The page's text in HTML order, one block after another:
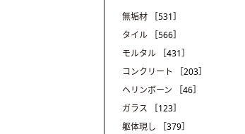
無垢材
［531］
タイル
［566］
モルタル
［431］
コンクリート
［203］
ヘリンボーン
［46］
ガラス
［123］
躯体現し
［379］